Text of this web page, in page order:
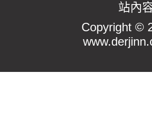
站內
Copyright ©